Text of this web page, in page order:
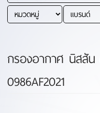
กรองอากาศ นิสสัน
0986AF2021